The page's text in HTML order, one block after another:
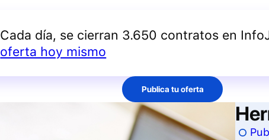
Cada día, se cierran 3.650 contratos en
oferta hoy mismo
Publica tu oferta